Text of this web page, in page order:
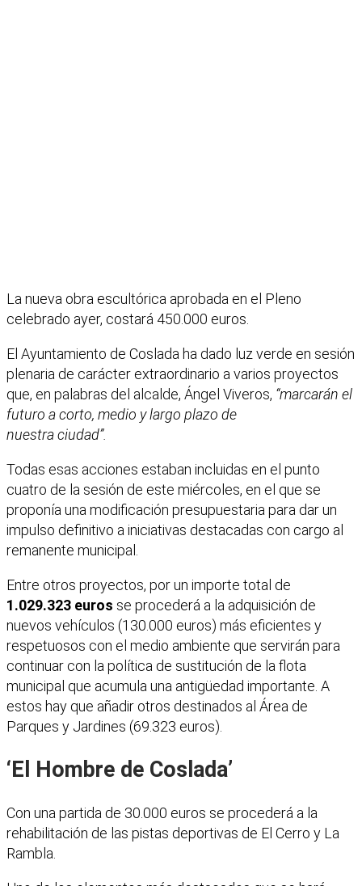
La nueva obra escultórica aprobada en el Pleno
celebrado ayer, costará 450.000 euros.
El Ayuntamiento de Coslada ha dado luz verde en sesión
plenaria de carácter extraordinario a varios proyectos
que, en palabras del alcalde, Ángel Viveros, “marcarán el
futuro a corto, medio y largo plazo de
nuestra ciudad”.
Todas esas acciones estaban incluidas en el punto
cuatro de la sesión de este miércoles, en el que se
proponía una modificación presupuestaria para dar un
impulso definitivo a iniciativas destacadas con cargo al
remanente municipal.
Entre otros proyectos, por un importe total de
1.029.323 euros se procederá a la adquisición de
nuevos vehículos (130.000 euros) más eficientes y
respetuosos con el medio ambiente que servirán para
continuar con la política de sustitución de la flota
municipal que acumula una antigüedad importante. A
estos hay que añadir otros destinados al Área de
Parques y Jardines (69.323 euros).
‘El Hombre de Coslada’
Con una partida de 30.000 euros se procederá a la
rehabilitación de las pistas deportivas de El Cerro y La
Rambla.